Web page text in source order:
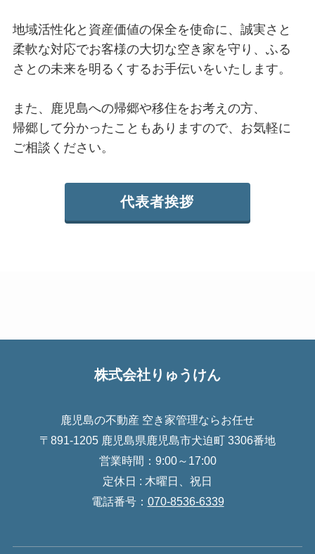
地域活性化と資産価値の保全を使命に、誠実さと
柔軟な対応でお客様の大切な空き家を守り、ふる
さとの未来を明るくするお手伝いをいたします。
また、鹿児島への帰郷や移住をお考えの方、
帰郷して分かったこともありますので、お気軽に
ご相談ください。
代表者挨拶
株式会社りゅうけん
鹿児島の不動産 空き家管理ならお任せ
〒891-1205 鹿児島県鹿児島市犬迫町 3306番地
営業時間：9:00～17:00
定休日 : 木曜日、祝日
電話番号： 070-8536-6339